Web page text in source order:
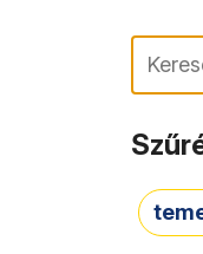
Keresés